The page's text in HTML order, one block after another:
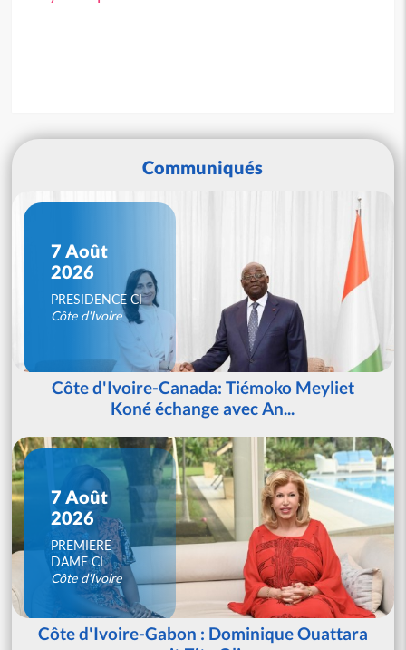
Communiqués
7 Août
2026
PRESIDENCE CI
Côte d'Ivoire
Côte d'Ivoire-Canada: Tiémoko Meyliet
Koné échange avec An...
7 Août
2026
PREMIERE
DAME CI
Côte d'Ivoire
Côte d'Ivoire-Gabon : Dominique Ouattara